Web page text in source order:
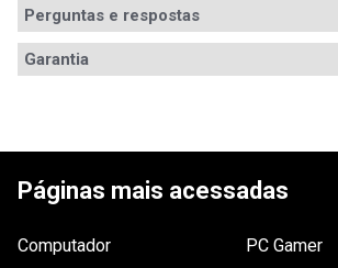
Potência Não especificada
Tensão de
Bivolt
saída
Dimensões 1,3 x 1,3 x 1,4cm.
Outras
informações
Avaliações
ESCREVER AVALIAÇÃO
Perguntas e respostas
Garantia
Páginas mais acessadas
Computador
PC Gamer